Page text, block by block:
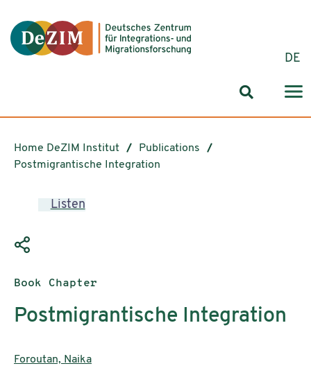
DE
Search
Home DeZIM Institut
Publications
Postmigrantische Integration
Listen
Publication type:
Book Chapter
Postmigrantische Integration
Authors:
Foroutan, Naika